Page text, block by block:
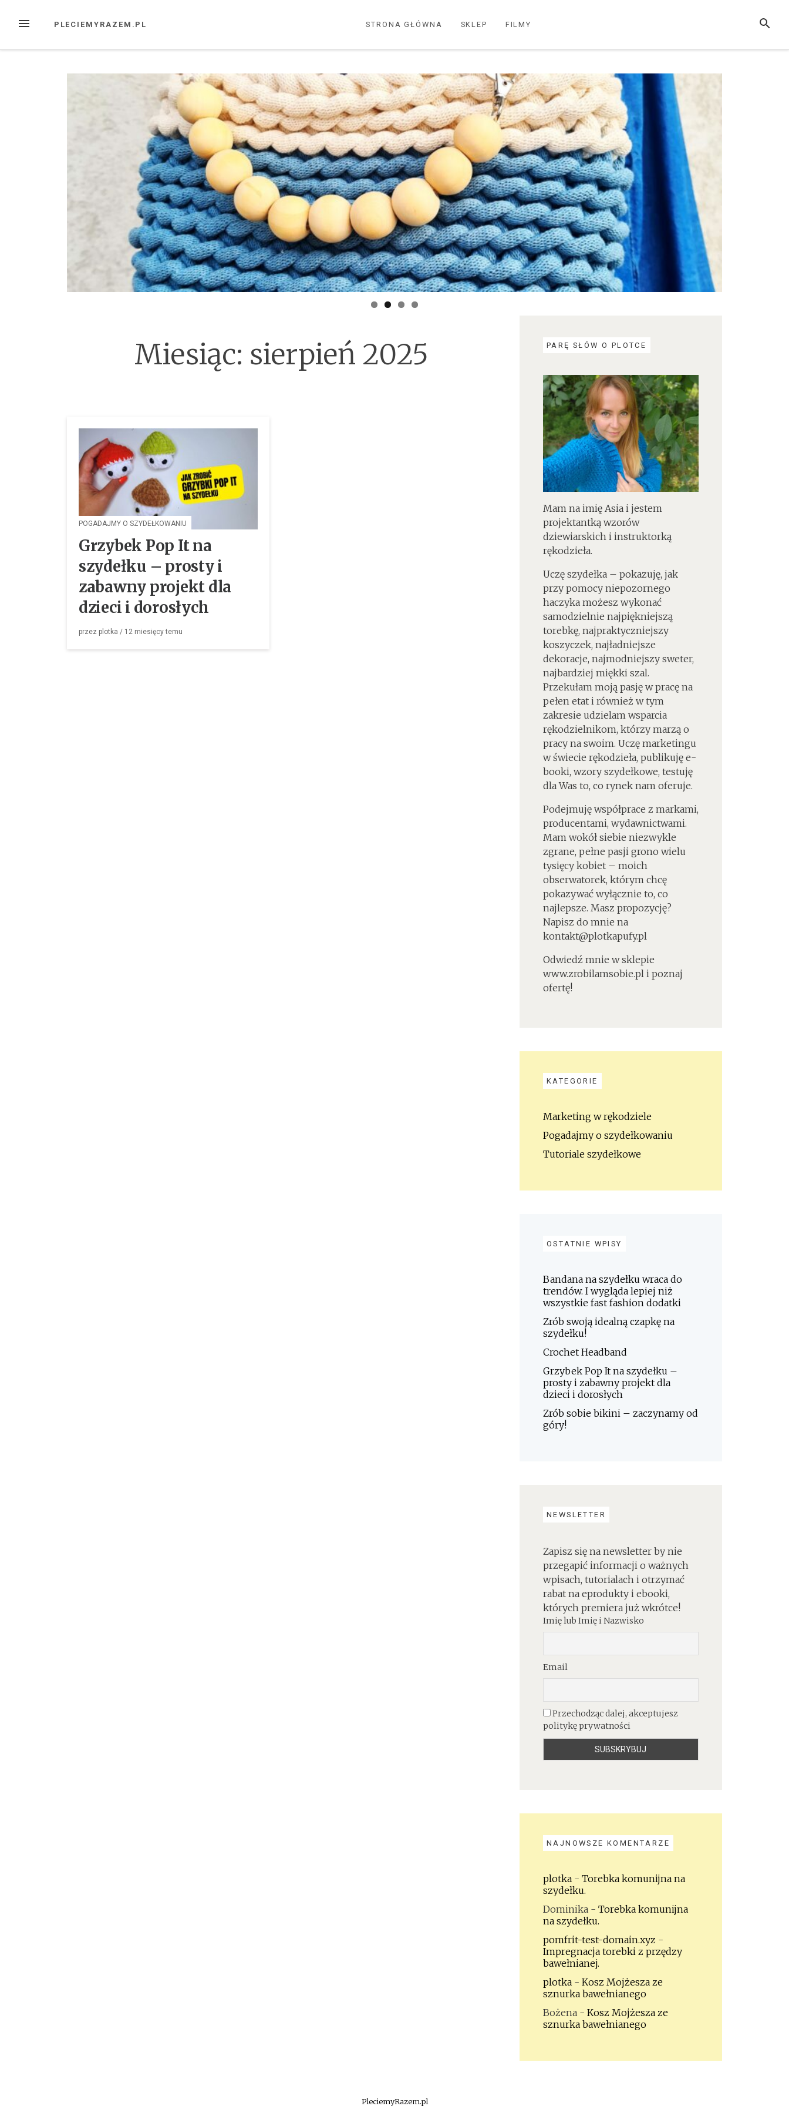
MENU SZUKAJ
PLECIEMYRAZEM.PL STRONA GŁÓWNA SKLEP FILMY
Miesiąc: sierpień 2025
POGADAJMY O SZYDEŁKOWANIU
Grzybek Pop It na
szydełku – prosty i
zabawny projekt dla
dzieci i dorosłych
przez plotka / 12 miesięcytemu
PARĘ SŁÓW O PLOTCE
Mam na imię Asia i jestem
projektantką wzorów
dziewiarskich i instruktorką
rękodzieła.
Uczę szydełka – pokazuję, jak
przy pomocy niepozornego
haczyka możesz wykonać
samodzielnie najpiękniejszą
torebkę, najpraktyczniejszy
koszyczek, najładniejsze
dekoracje, najmodniejszy sweter,
najbardziej miękki szal.
Przekułam moją pasję w pracę na
pełen etat i również w tym
zakresie udzielam wsparcia
rękodzielnikom, którzy marzą o
pracy na swoim. Uczę marketingu
w świecie rękodzieła, publikuję e-
booki, wzory szydełkowe, testuję
dla Was to, co rynek nam oferuje.
Podejmuję współprace z markami,
producentami, wydawnictwami.
Mam wokół siebie niezwykle
zgrane, pełne pasji grono wielu
tysięcy kobiet – moich
obserwatorek, którym chcę
pokazywać wyłącznie to, co
najlepsze. Masz propozycję?
Napisz do mnie na
kontakt@plotkapufy.pl
Odwiedź mnie w sklepie
www.zrobilamsobie.pl i poznaj
ofertę!
KATEGORIE
Marketing w rękodziele
Pogadajmy o szydełkowaniu
Tutoriale szydełkowe
OSTATNIE WPISY
Bandana na szydełku wraca do
trendów. I wygląda lepiej niż
wszystkie fast fashion dodatki
Zrób swoją idealną czapkę na
szydełku!
Crochet Headband
Grzybek Pop It na szydełku –
prosty i zabawny projekt dla
dzieci i dorosłych
Zrób sobie bikini – zaczynamy od
góry!
NEWSLETTER
Zapisz się na newsletter by nie
przegapić informacji o ważnych
wpisach, tutorialach i otrzymać
rabat na eprodukty i ebooki,
których premiera już wkrótce!
Imię lub Imię i Nazwisko
Email
Przechodząc dalej, akceptujesz
politykę prywatności
NAJNOWSZE KOMENTARZE
plotka- Torebka komunijna na
szydełku.
Dominika- Torebka komunijna
na szydełku.
pomfrit-test-domain.xyz -
Impregnacja torebki z przędzy
bawełnianej.
plotka- Kosz Mojżesza ze
sznurka bawełnianego
Bożena- Kosz Mojżesza ze
sznurka bawełnianego
PleciemyRazem.pl